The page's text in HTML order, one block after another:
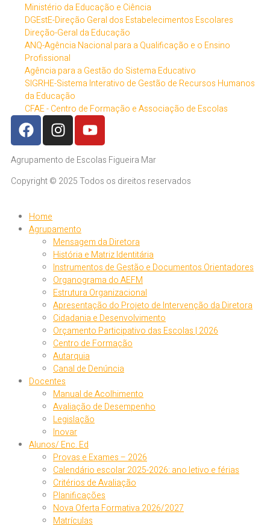
Ministério da Educação e Ciência
DGEstE-Direção Geral dos Estabelecimentos Escolares
Direção-Geral da Educação
ANQ-Agência Nacional para a Qualificação e o Ensino
Profissional
Agência para a Gestão do Sistema Educativo
SIGRHE-Sistema Interativo de Gestão de Recursos Humanos
da Educação
CFAE - Centro de Formação e Associação de Escolas
Agrupamento de Escolas Figueira Mar
Copyright © 2025 Todos os direitos reservados
Home
Agrupamento
Mensagem da Diretora
História e Matriz Identitária
Instrumentos de Gestão e Documentos Orientadores
Organograma do AEFM
Estrutura Organizacional
Apresentação do Projeto de Intervenção da Diretora
Cidadania e Desenvolvimento
Orçamento Participativo das Escolas | 2026
Centro de Formação
Autarquia
Canal de Denúncia
Docentes
Manual de Acolhimento
Avaliação de Desempenho
Legislação
Inovar
Alunos/ Enc. Ed
Provas e Exames – 2026
Calendário escolar 2025-2026: ano letivo e férias
Critérios de Avaliação
Planificações
Nova Oferta Formativa 2026/2027
Matrículas